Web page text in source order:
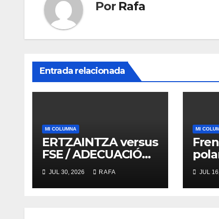
Por Rafa
Entrada relacionada
MI COLUMNA
ERTZAINTZA versus
FSE / ADECUACIÓN
versus
SUSTITUCIÓN
JUL 30, 2026 RAFA
MI
de
JUL